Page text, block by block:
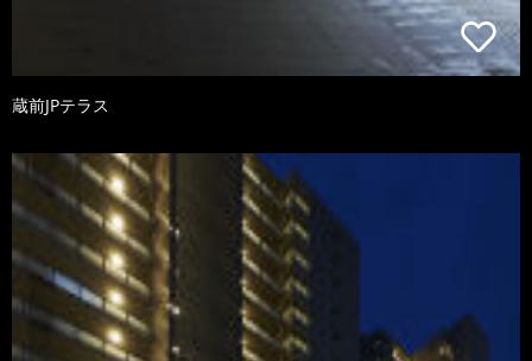
蔵前JPテラス